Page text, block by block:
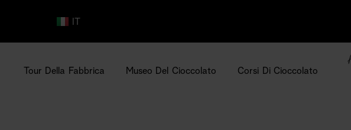
IT
ES
Tour Della Fabbrica Museo Del Cioccolato Corsi Di Cioccolato